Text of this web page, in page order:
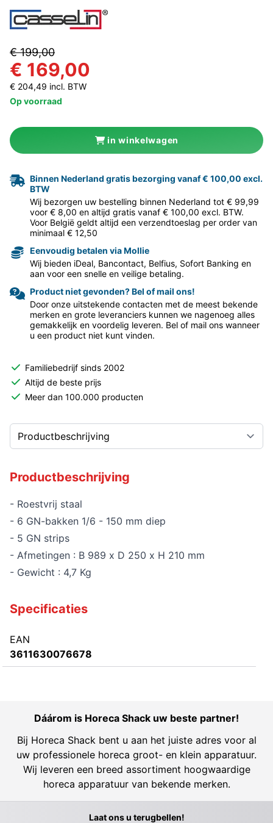
€ 199,00
€ 169,00
€ 204,49 incl. BTW
Op voorraad
in winkelwagen
Binnen Nederland gratis bezorging vanaf € 100,00 excl.
BTW
Wij bezorgen uw bestelling binnen Nederland tot € 99,99
voor € 8,00 en altijd gratis vanaf € 100,00 excl. BTW.
Voor België geldt altijd een verzendtoeslag per order van
minimaal € 12,50
Eenvoudig betalen via Mollie
Wij bieden iDeal, Bancontact, Belfius, Sofort Banking en
aan voor een snelle en veilige betaling.
Product niet gevonden? Bel of mail ons!
Door onze uitstekende contacten met de meest bekende
merken en grote leveranciers kunnen we nagenoeg alles
gemakkelijk en voordelig leveren. Bel of mail ons wanneer
u een product niet kunt vinden.
Familiebedrijf sinds 2002
Altijd de beste prijs
Meer dan 100.000 producten
Productbeschrijving
- Roestvrij staal
- 6 GN-bakken 1/6 - 150 mm diep
- 5 GN strips
- Afmetingen : B 989 x D 250 x H 210 mm
- Gewicht : 4,7 Kg
Specificaties
EAN
3611630076678
Dáárom is Horeca Shack uw beste partner!
Bij Horeca Shack bent u aan het juiste adres voor al
uw professionele horeca groot- en klein apparatuur.
Wij leveren een breed assortiment hoogwaardige
horeca apparatuur van bekende merken.
Laat ons u terugbellen!